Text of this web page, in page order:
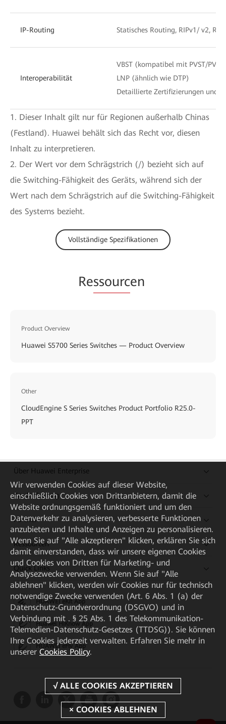
IP-Routing Statisches Routing, RIPv1/ v2,
Interoperabilität
VBST (kompatibel mit PVST/
LNP (ähnlich wie DTP)
Detaillierte Zertifizierungen und
1. Dieser Inhalt gilt nur für Regionen außerhalb Chinas
(Festland). Huawei behält sich das Recht vor, diesen
Inhalt zu interpretieren.
2. Der Wert vor dem Schrägstrich (/) bezieht sich auf
die Switching-Fähigkeit des Geräts, während sich der
Wert nach dem Schrägstrich auf die Switching-Fähigkeit
des Systems bezieht.
Vollständige Spezifikationen
Ressourcen
Product Overview
Huawei S5700 Series Switches — Product Overview
Other
CloudEngine S Series Switches Product Portfolio R25.0-
PPT
Über Huawei Enterprise
Kaufanleitung
Partner
Ressourcen
Quick Links
HUAWEI eKit App
Huawei HiKnow App
HUAWEI eFly App
Wir verwenden Cookies auf dieser Website,
einschließlich Cookies von Drittanbietern, damit die
Website ordnungsgemäß funktioniert und um den
Datenverkehr zu analysieren, verbesserte Funktionen
anzubieten und Inhalte und Anzeigen zu personalisieren.
Wenn Sie auf "Alle akzeptieren" klicken, erklären Sie sich
damit einverstanden, dass wir unsere eigenen Cookies
und Cookies von Dritten für Marketing- und
Analysezwecke verwenden. Wenn Sie auf "Alle
ablehnen" klicken, werden wir Cookies nur für technisch
notwendige Zwecke verwenden (Art. 6 Abs. 1 (a) der
Datenschutz-Grundverordnung (DSGVO) und in
Verbindung mit . § 25 Abs. 1 des Telekommunikation-
Telemedien-Datenschutz-Gesetzes (TTDSG)). Sie können
Ihre Cookies jederzeit verwalten. Erfahren Sie mehr in
unserer Cookies Policy.